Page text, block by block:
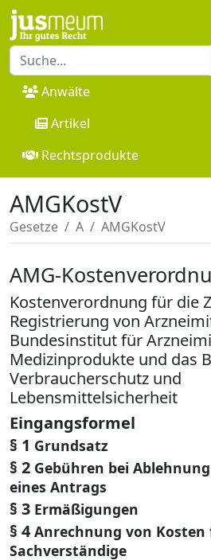
Anwälte
Artikel
Rechtsprodukte
AMGKostV
Gesetze A AMGKostV
AMG-
Kostenverordnung für die
Registrierung von
Bundesinstitut für
Medizinprodukte und das
Verbraucherschutz und
Lebensmittelsicherheit
Eingangsformel
§ 1 Grundsatz
§ 2 Gebühren bei
eines Antrags
§ 3 Ermäßigungen
§ 4 Anrechnung von
Sachverständige